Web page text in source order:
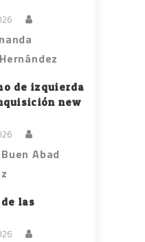
de izquierda
new
Abad
las